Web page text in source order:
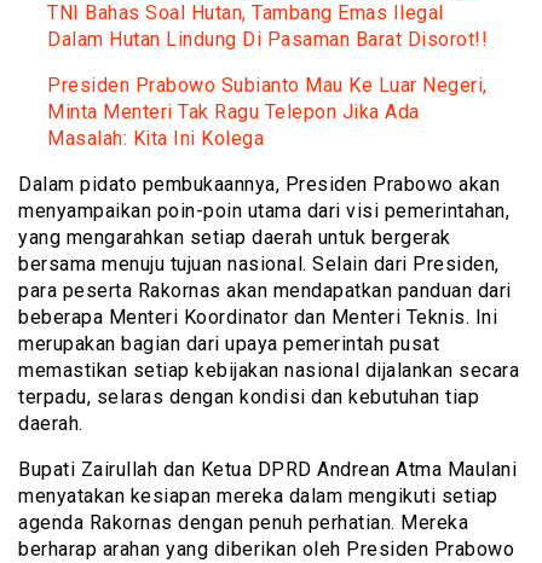
TNI Bahas Soal Hutan, Tambang Emas Ilegal
Dalam Hutan Lindung Di Pasaman Barat Disorot!!
Presiden Prabowo Subianto Mau Ke Luar Negeri,
Minta Menteri Tak Ragu Telepon Jika Ada
Masalah: Kita Ini Kolega
Dalam pidato pembukaannya, Presiden Prabowo akan
menyampaikan poin-poin utama dari visi pemerintahan,
yang mengarahkan setiap daerah untuk bergerak
bersama menuju tujuan nasional. Selain dari Presiden,
para peserta Rakornas akan mendapatkan panduan dari
beberapa Menteri Koordinator dan Menteri Teknis. Ini
merupakan bagian dari upaya pemerintah pusat
memastikan setiap kebijakan nasional dijalankan secara
terpadu, selaras dengan kondisi dan kebutuhan tiap
daerah.
Bupati Zairullah dan Ketua DPRD Andrean Atma Maulani
menyatakan kesiapan mereka dalam mengikuti setiap
agenda Rakornas dengan penuh perhatian. Mereka
berharap arahan yang diberikan oleh Presiden Prabowo